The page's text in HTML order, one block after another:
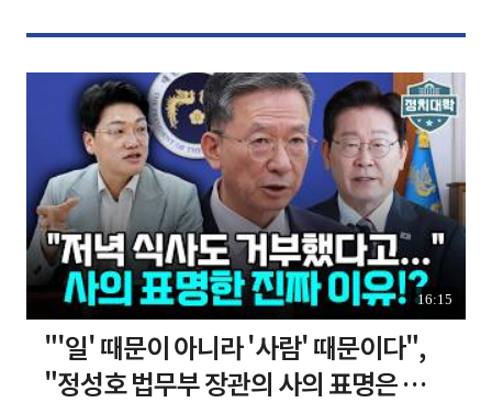
16:15
"'일' 때문이 아니라 '사람' 때문이다",
"정성호 법무부 장관의 사의 표명은 이재